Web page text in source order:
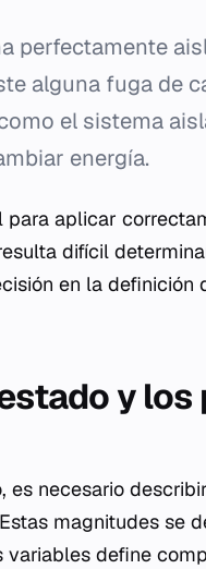
perfectamente
alguna fuga de
el sistema
energía.
aplicar
difícil
en la definición
y
necesario
magnitudes se
define